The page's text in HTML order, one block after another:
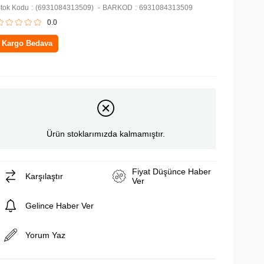
Kodu (6931084313509) BARKOD : 6931084313509
0.0
Kargo Bedava
Ürün stoklarımızda kalmamıştır.
Karşılaştır
Fiyat Düşünce Haber
Ver
Gelince Haber Ver
Yorum Yaz